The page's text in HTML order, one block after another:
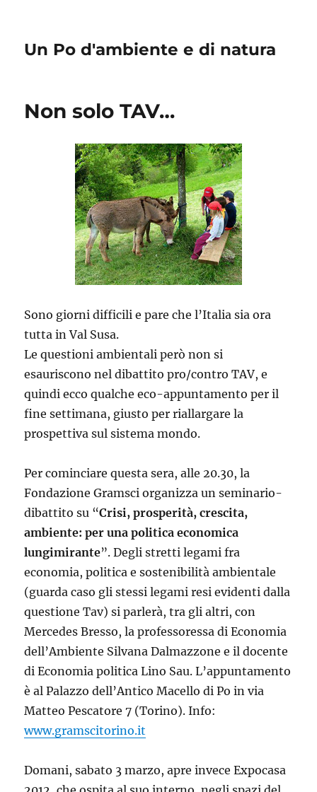
Un Po d'ambiente e di natura
Non solo TAV…
Sono giorni difficili e pare che l’Italia sia ora
tutta in Val Susa.
Le questioni ambientali però non si
esauriscono nel dibattito pro/contro TAV, e
quindi ecco qualche eco-appuntamento per il
fine settimana, giusto per riallargare la
prospettiva sul sistema mondo.
Per cominciare questa sera, alle 20.30, la
Fondazione Gramsci organizza un seminario-
dibattito su “Crisi, prosperità, crescita,
ambiente: per una politica economica
lungimirante”. Degli stretti legami fra
economia, politica e sostenibilità ambientale
(guarda caso gli stessi legami resi evidenti dalla
questione Tav) si parlerà, tra gli altri, con
Mercedes Bresso, la professoressa di Economia
dell’Ambiente Silvana Dalmazzone e il docente
di Economia politica Lino Sau. L’appuntamento
è al Palazzo dell’Antico Macello di Po in via
Matteo Pescatore 7 (Torino). Info:
www.gramscitorino.it
Domani, sabato 3 marzo, apre invece Expocasa